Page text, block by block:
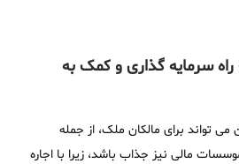
سرمایه گذاری و کمک به
تواند برای مالکان ملک، از جمله
مالی نیز جذاب باشد، زیرا با اجاره